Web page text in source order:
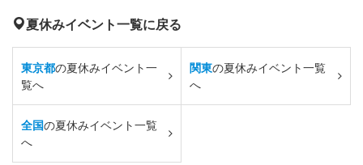
夏休みイベント一覧に戻る
東京都の夏休みイベント一
覧へ
関東の夏休みイベント一覧
へ
全国の夏休みイベント一覧
へ